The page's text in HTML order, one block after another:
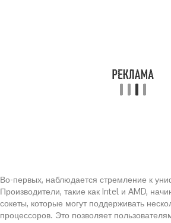
Во-первых, наблюдается стремление к
Производители, такие как Intel и AMD,
сокеты, которые могут поддерживать
процессоров. Это позволяет